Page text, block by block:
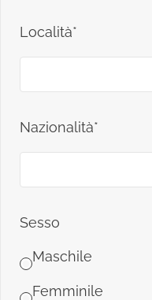
Località*
Nazionalità*
Sesso
Maschile
Femminile